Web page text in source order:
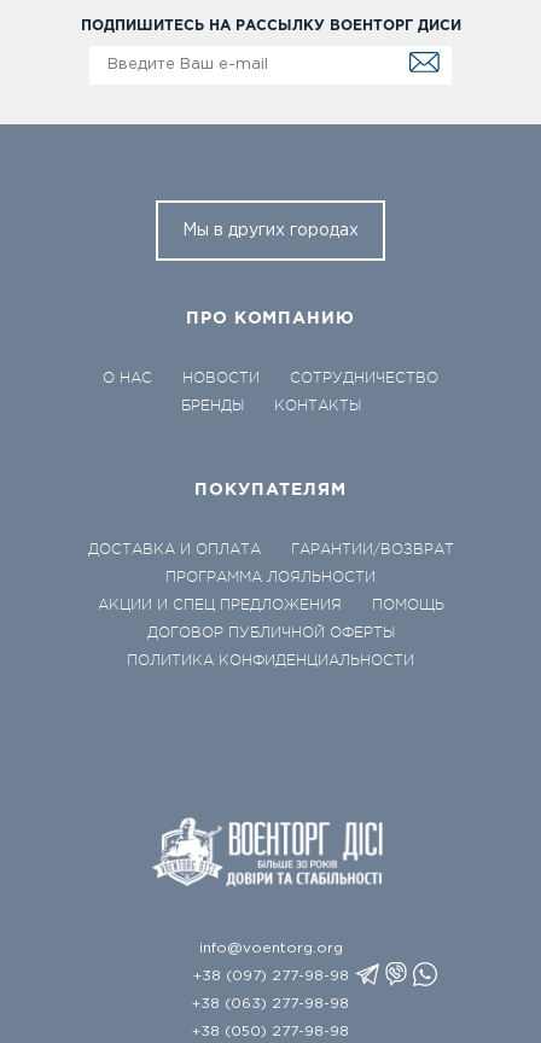
ПОДПИШИТЕСЬ НА РАССЫЛКУ ВОЕНТОРГ ДИСИ
Мы в других городах
ПРО КОМПАНИЮ
О НАС НОВОСТИ
СОТРУДНИЧЕСТВО
БРЕНДЫ
КОНТАКТЫ
ПОКУПАТЕЛЯМ
ДОСТАВКА И ОПЛАТА
ГАРАНТИИ/ВОЗВРАТ
ПРОГРАММА ЛОЯЛЬНОСТИ
АКЦИИ И СПЕЦ ПРЕДЛОЖЕНИЯ
ПОМОЩЬ
ДОГОВОР ПУБЛИЧНОЙ ОФЕРТЫ
ПОЛИТИКА КОНФИДЕНЦИАЛЬНОСТИ
info@voentorg.org
+38 (097) 277-98-98
+38 (063) 277-98-98
+38 (050) 277-98-98